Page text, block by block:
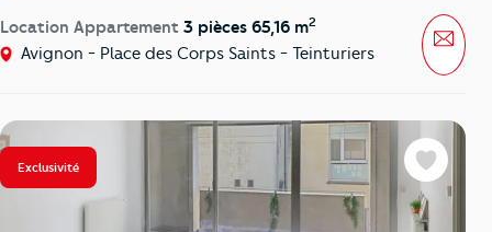
Location Appartement 3 pièces 65,16 m2
Avignon - Place des Corps Saints - Teinturiers
Exclusivité Favoris